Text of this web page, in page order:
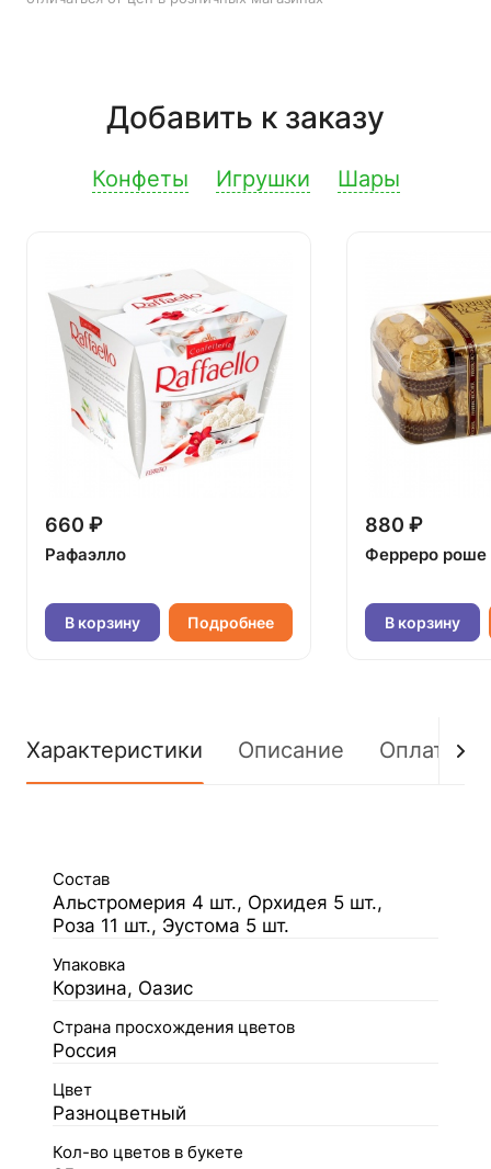
Добавить к заказу
Конфеты Игрушки Шары
660 ₽
Рафаэлло
В корзину Подробнее
880 ₽
Ферреро роше
В корзину
Характеристики Описание Оплата
Состав
Альстромерия 4 шт., Орхидея 5 шт.,
Роза 11 шт., Эустома 5 шт.
Упаковка
Корзина, Оазис
Страна просхождения цветов
Россия
Цвет
Разноцветный
Кол-во цветов в букете